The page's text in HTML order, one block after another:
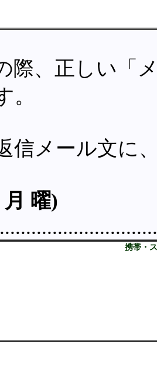
際、正しい「
。
信メール文に
曜)
携帯・